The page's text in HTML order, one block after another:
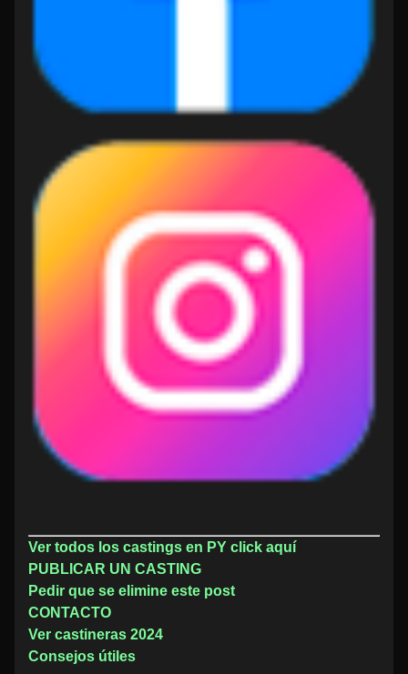
Ver todos los castings en PY click aquí
PUBLICAR UN CASTING
Pedir que se elimine este post
CONTACTO
Ver castineras 2024
Consejos útiles